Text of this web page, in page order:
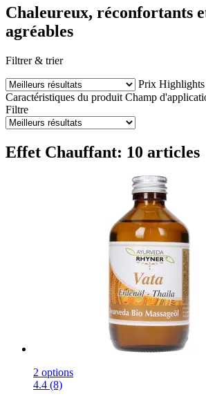
Chaleureux, réconfortants
agréables
Filtrer & trier
Prix Highlights
Caractéristiques du produit Champ
Filtre
Effet Chauffant: 10 articles
2 options
4.4 (8)